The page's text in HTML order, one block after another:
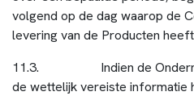
volgend op de dag waarop de
levering van de Producten
11.3. Indien de
de wettelijk vereiste